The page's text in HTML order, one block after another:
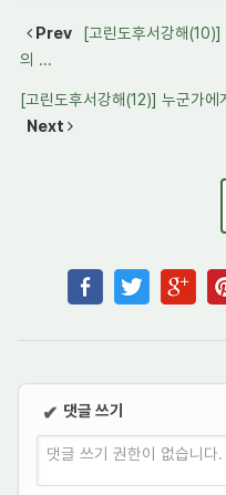
Prev
[고린도후서강해
의 ...
[고린도후서강해(12)] 누군가
Next
✔ 댓글 쓰기
댓글 쓰기 권한이 없습니다